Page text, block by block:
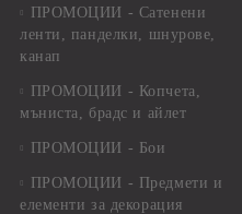
ПРОМОЦИИ - Сатенени
ленти, панделки, шнурове,
канап
ПРОМОЦИИ - Копчета,
мъниста, брадс и айлет
ПРОМОЦИИ - Бои
ПРОМОЦИИ - Предмети и
елементи за декорация